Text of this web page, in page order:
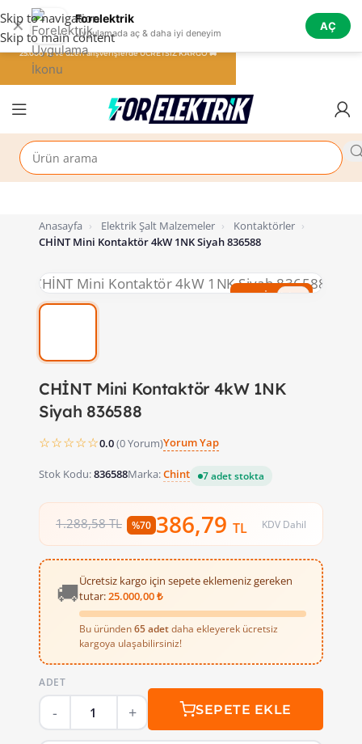
✕ Forelektrik
Uygulamada aç & daha iyi deneyim
AÇ
Skip to navigation
Skip to main content
Anasayfa › Elektrik Şalt Malzemeler › Kontaktörler ›
CHİNT Mini Kontaktör 4kW 1NK Siyah 836588
%70 İndirim
CHİNT Mini Kontaktör 4kW 1NK
Siyah 836588
☆☆☆☆☆0.0(0 Yorum)Yorum Yap
Stok Kodu:836588Marka:Chint 7 adet stokta
1.288,58 TL %70 386,79 TL KDV Dahil
🚚Ücretsiz kargo için sepete eklemeniz gereken
tutar:25.000,00 ₺
Bu üründen 65 adetdaha ekleyerek ücretsiz
kargoya ulaşabilirsiniz!
ADET
SEPETE EKLE
25.000 TL ve üzeri alışverişlerde ÜCRETSİZ KARGO 🚚